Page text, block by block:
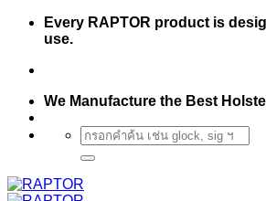
Skip
Every RAPTOR product is
use.
We Manufacture the Best
Search
for: